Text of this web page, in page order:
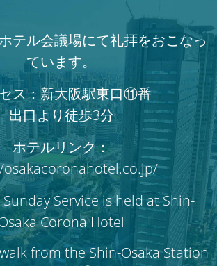
テル会議場にて礼拝をおこなっ
ています。
ス：新大阪駅東口⑪番
出口より徒歩3分
ホテルリンク：
Service is held at Shin-
Corona Hotel
from the Shin-Osaka Station